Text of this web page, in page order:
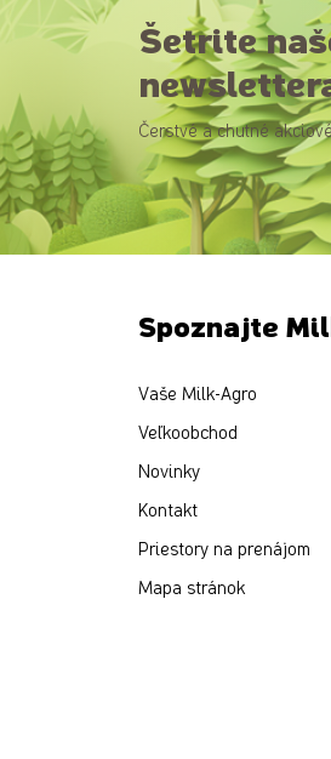
Šetrite
Čerstvé a chutné
Spoznajte
Vaše Milk-Agro
Veľkoobchod
Novinky
Kontakt
Priestory na prenájom
Mapa stránok